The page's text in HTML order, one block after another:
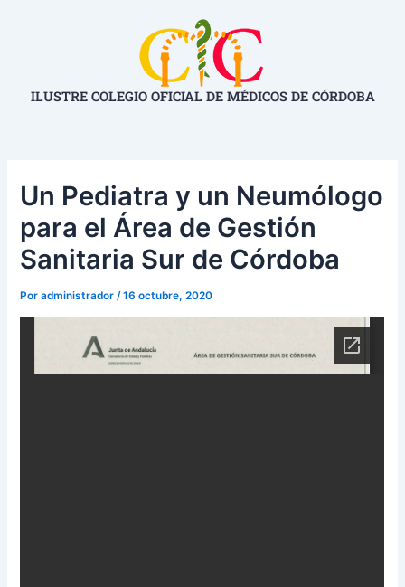
ILUSTRE COLEGIO OFICIAL DE MÉDICOS DE CÓRDOBA
Un Pediatra y un Neumólogo
para el Área de Gestión
Sanitaria Sur de Córdoba
Poradministrador /16 octubre, 2020